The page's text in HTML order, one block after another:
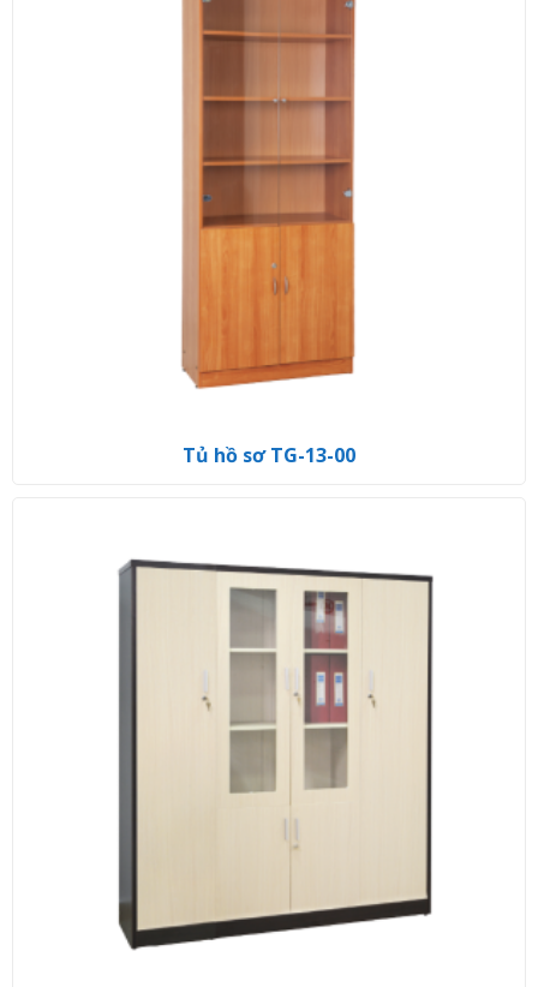
Tủ hồ sơ TG-13-00